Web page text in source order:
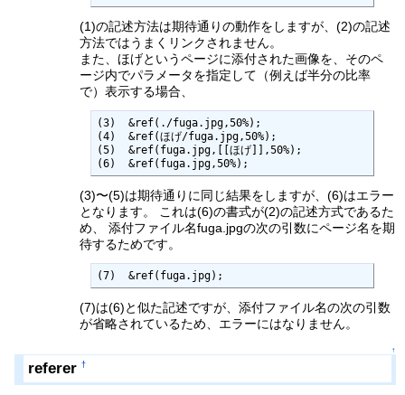
(1)の記述方法は期待通りの動作をしますが、(2)の記述
方法ではうまくリンクされません。
また、ほげというページに添付された画像を、そのペ
ージ内でパラメータを指定して（例えば半分の比率
で）表示する場合、
(3)  &ref(./fuga.jpg,50%);
(4)  &ref(ほげ/fuga.jpg,50%);
(5)  &ref(fuga.jpg,[[ほげ]],50%);
(6)  &ref(fuga.jpg,50%);
(3)〜(5)は期待通りに同じ結果をしますが、(6)はエラー
となります。 これは(6)の書式が(2)の記述方式であるた
め、 添付ファイル名fuga.jpgの次の引数にページ名を期
待するためです。
(7)  &ref(fuga.jpg);
(7)は(6)と似た記述ですが、添付ファイル名の次の引数
が省略されているため、エラーにはなりません。
↑
referer †